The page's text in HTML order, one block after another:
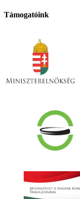
Támogatóink